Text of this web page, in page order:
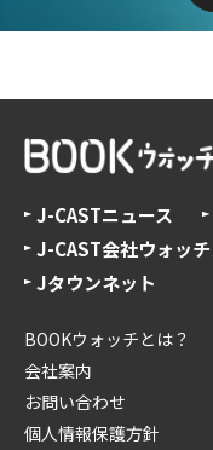
J-CASTニュース
J-CAST会社ウォッチ
Jタウンネット
BOOKウォッチとは？
会社案内
お問い合わせ
個人情報保護方針